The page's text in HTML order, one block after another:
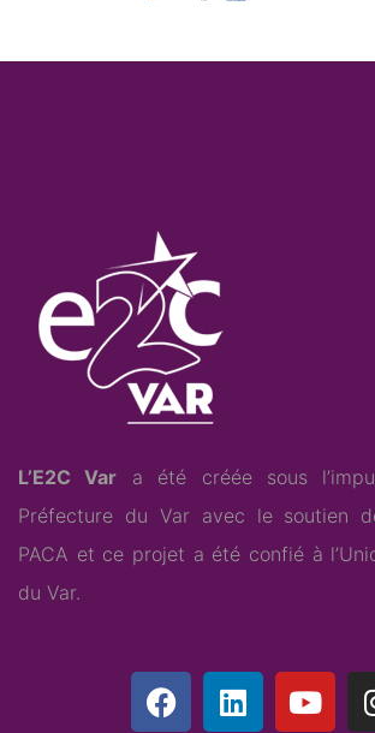
L’E2C Var a été créée sous
Préfecture du Var avec le soutien
PACA et ce projet a été confié à l’
du Var.